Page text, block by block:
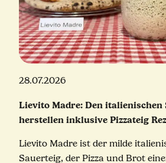
28.07.2026
Lievito Madre: Den italienischen
herstellen inklusive Pizzateig
Lievito Madre ist der milde
Sauerteig, der Pizza und Brot